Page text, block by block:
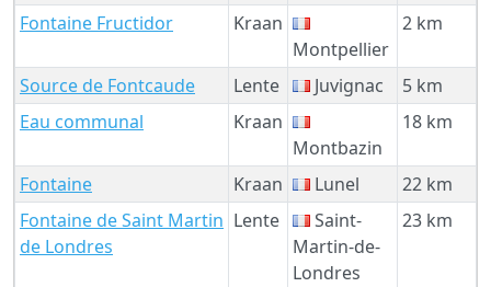
Fontaine Fructidor
Kraan
Montpellier
2 km
Source de Fontcaude Lente Juvignac
5 km
Eau communal
Kraan
Montbazin
18 km
Fontaine Kraan Lunel
22 km
Fontaine de Saint Martin
de Londres
Lente
Saint-
Martin-de-
Londres
23 km